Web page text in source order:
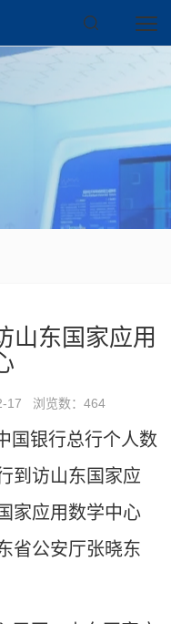
山东国家应用
17 浏览数： 464
国银行总行个人数
到访山东国家应
家应用数学中心
省公安厅张晓东